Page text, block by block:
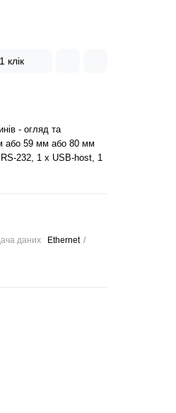
клік
- огляд та
або 59 мм або 80 мм
232, 1 x USB-host, 1
даних
Ethernet